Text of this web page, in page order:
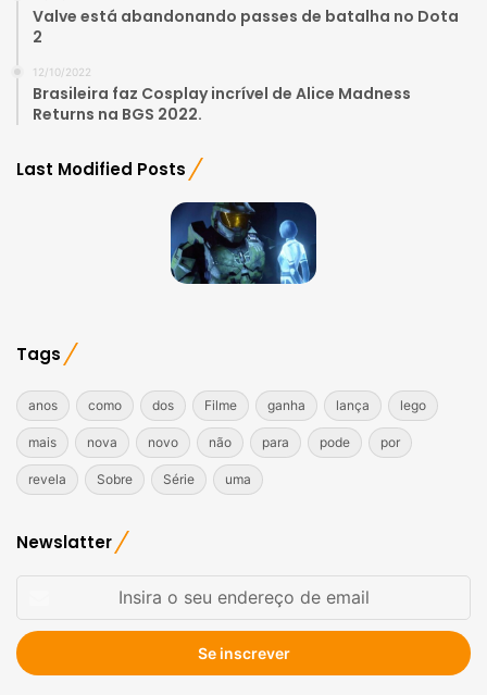
Valve está abandonando passes de batalha no Dota
2
12/10/2022
Brasileira faz Cosplay incrível de Alice Madness
Returns na BGS 2022.
Last Modified Posts
Tags
anos como dos Filme ganha lança lego
mais nova novo não para pode por
revela Sobre Série uma
Newslatter
seu
endereço
de